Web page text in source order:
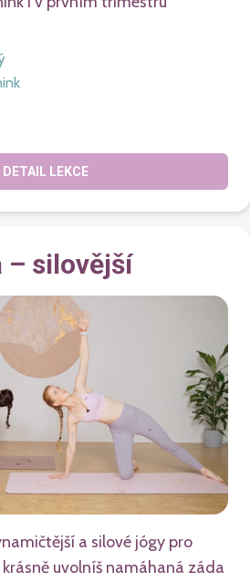
DETAIL LEKCE
– silovější
a silové jógy pro
uvolníš namáhaná záda